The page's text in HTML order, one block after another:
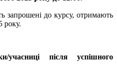
запрошені до курсу, отримають
року.
після успішного